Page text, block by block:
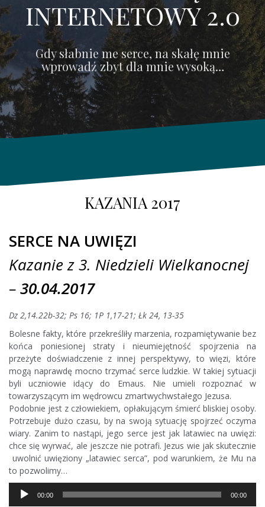
INTERNETOWY 2.0
Gdy słabnie me serce, na skałę mnie
wprowadź zbyt dla mnie wysoką…
KAZANIA 2017
SERCE NA UWIĘZI
Kazanie z 3. Niedzieli Wielkanocnej
–30.04.2017
Dz 2,14.22b-32; Ps 16; 1P 1,17-21; Łk 24, 13-35
Bolesne fakty, które przekreśliły marzenia, rozpamiętywanie bez
końca poniesionej straty i nieumiejętność spojrzenia na
przeżyte doświadczenie z innej perspektywy, to więzi, które
mogą naprawdę mocno trzymać serce ludzkie. W takiej sytuacji
byli uczniowie idący do Emaus. Nie umieli rozpoznać w
towarzyszącym im wędrowcu zmartwychwstałego Jezusa.
Podobnie jest z człowiekiem, opłakującym śmierć bliskiej osoby.
Potrzebuje dużo czasu, by na swoją sytuację spojrzeć oczyma
wiary. Zanim to nastąpi, jego serce jest jak latawiec na uwięzi:
chce się wyrwać, ale jeszcze nie potrafi. Jezus wie jak skutecznie
uwolnić uwięziony „latawiec serca”, pod warunkiem, że Mu na
to pozwolimy…
Odtwarzacz
plików
00:00 00:00